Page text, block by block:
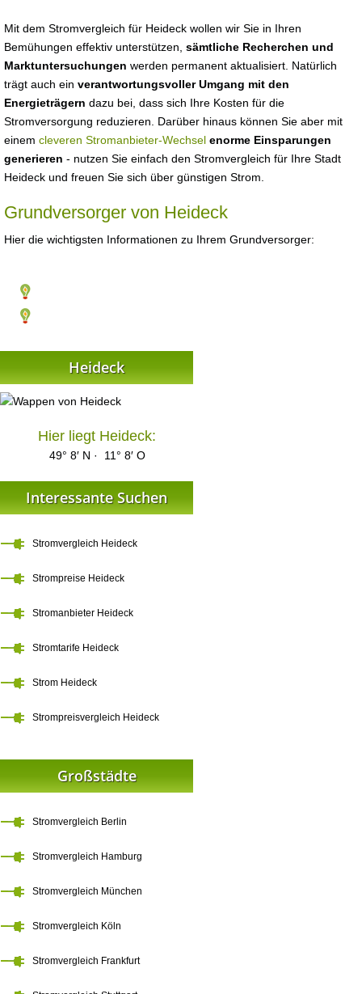
Mit dem Stromvergleich für Heideck wollen wir Sie in Ihren
Bemühungen effektiv unterstützen, sämtliche Recherchen und
Marktuntersuchungen werden permanent aktualisiert. Natürlich
trägt auch ein verantwortungsvoller Umgang mit den
Energieträgern dazu bei, dass sich Ihre Kosten für die
Stromversorgung reduzieren. Darüber hinaus können Sie aber mit
einem cleveren Stromanbieter-Wechsel enorme Einsparungen
generieren - nutzen Sie einfach den Stromvergleich für Ihre Stadt
Heideck und freuen Sie sich über günstigen Strom.
Grundversorger von Heideck
Hier die wichtigsten Informationen zu Ihrem Grundversorger:
Heideck
Hier liegt Heideck:
49° 8′ N · 11° 8′ O
Interessante Suchen
Stromvergleich Heideck
Strompreise Heideck
Stromanbieter Heideck
Stromtarife Heideck
Strom Heideck
Strompreisvergleich Heideck
Großstädte
Stromvergleich Berlin
Stromvergleich Hamburg
Stromvergleich München
Stromvergleich Köln
Stromvergleich Frankfurt